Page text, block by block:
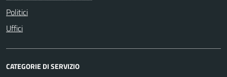
Politici
Uffici
CATEGORIE DI SERVIZIO